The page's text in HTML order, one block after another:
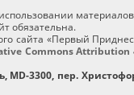
обязательна.
сайта «Первый
Commons Attribution
MD-3300, пер.